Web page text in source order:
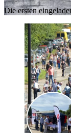
Die ersten